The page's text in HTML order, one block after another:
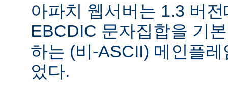
아파치 웹서버는 1.3 버
EBCDIC 문자집합을 기
하는 (비-ASCII) 메인플
었다.